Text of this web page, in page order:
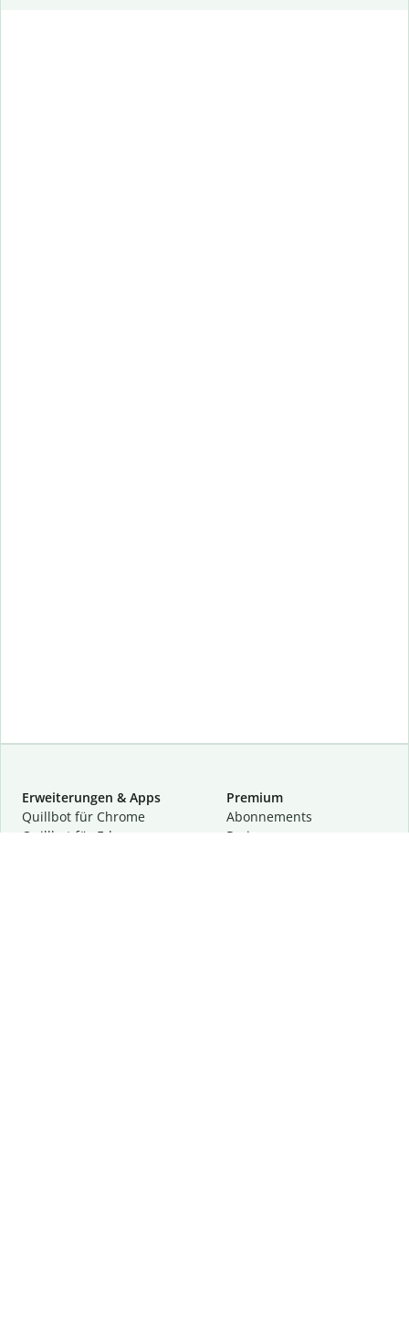
Erweiterungen & Apps
Quillbot für Chrome
Quillbot für Edge
Premium
Abon­ne­ments
Preise